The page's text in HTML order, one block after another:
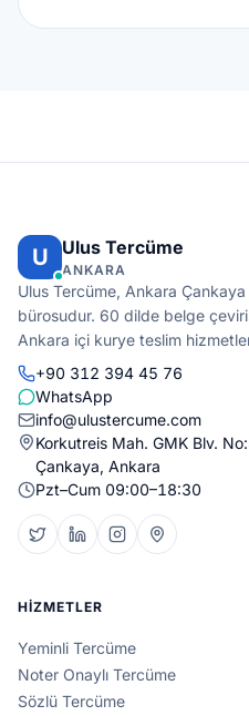
U Ulus Tercüme
ANKARA
Ulus Tercüme, Ankara
bürosudur. 60 dilde belge
Ankara içi kurye teslim
+90 312 394 45 76
WhatsApp
info@ulustercume.com
Korkutreis Mah. GMK Blv.
Çankaya, Ankara
Pzt–Cum 09:00–18:30
HIZMETLER
Yeminli Tercüme
Noter Onaylı Tercüme
Sözlü Tercüme